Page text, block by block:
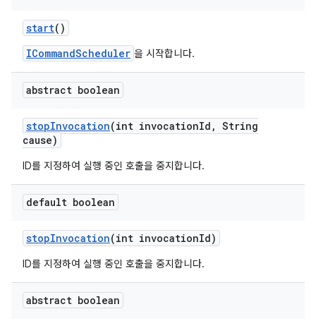
start()
ICommandScheduler 을 시작합니다.
abstract boolean
stopInvocation(int invocationId , String
cause)
ID를 지정하여 실행 중인 호출을 중지합니다.
default boolean
stopInvocation(int invocationId)
ID를 지정하여 실행 중인 호출을 중지합니다.
abstract boolean